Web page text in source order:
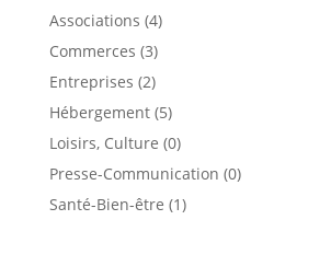
Associations (4)
Commerces (3)
Entreprises (2)
Hébergement (5)
Loisirs, Culture (0)
Presse-Communication (0)
Santé-Bien-être (1)